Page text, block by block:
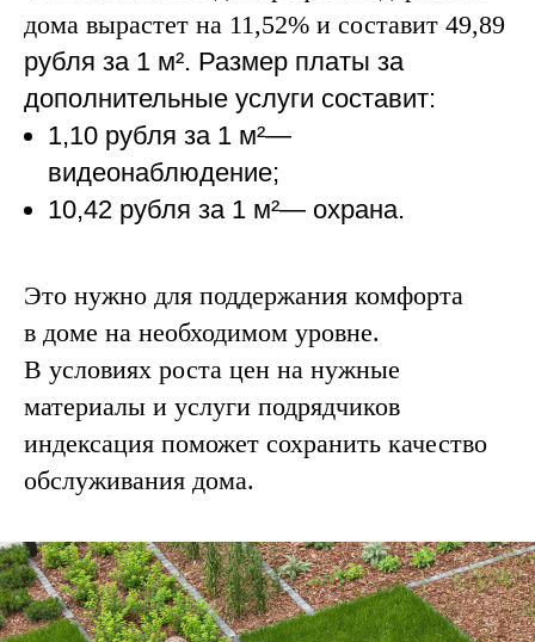
дома вырастет на 11,52% и составит 49,89
рубля за 1 м². Размер платы за
дополнительные услуги составит:
1,10 рубля за 1 м²—
видеонаблюдение;
10,42 рубля за 1 м²— охрана.
Это нужно для поддержания комфорта
в доме на необходимом уровне.
В условиях роста цен на нужные
материалы и услуги подрядчиков
индексация поможет сохранить качество
обслуживания дома.